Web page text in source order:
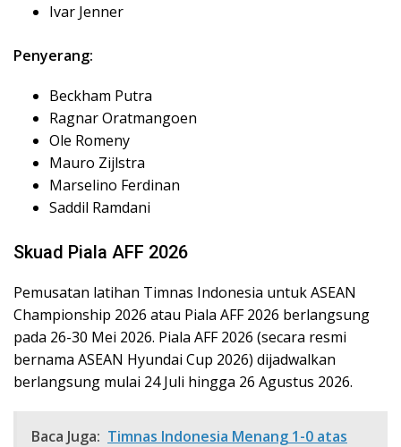
Ivar Jenner
Penyerang:
Beckham Putra
Ragnar Oratmangoen
Ole Romeny
Mauro Zijlstra
Marselino Ferdinan
Saddil Ramdani
Skuad Piala AFF 2026
Pemusatan latihan Timnas Indonesia untuk ASEAN
Championship 2026 atau Piala AFF 2026 berlangsung
pada 26-30 Mei 2026. Piala AFF 2026 (secara resmi
bernama ASEAN Hyundai Cup 2026) dijadwalkan
berlangsung mulai 24 Juli hingga 26 Agustus 2026.
Baca Juga: Timnas Indonesia Menang 1-0 atas